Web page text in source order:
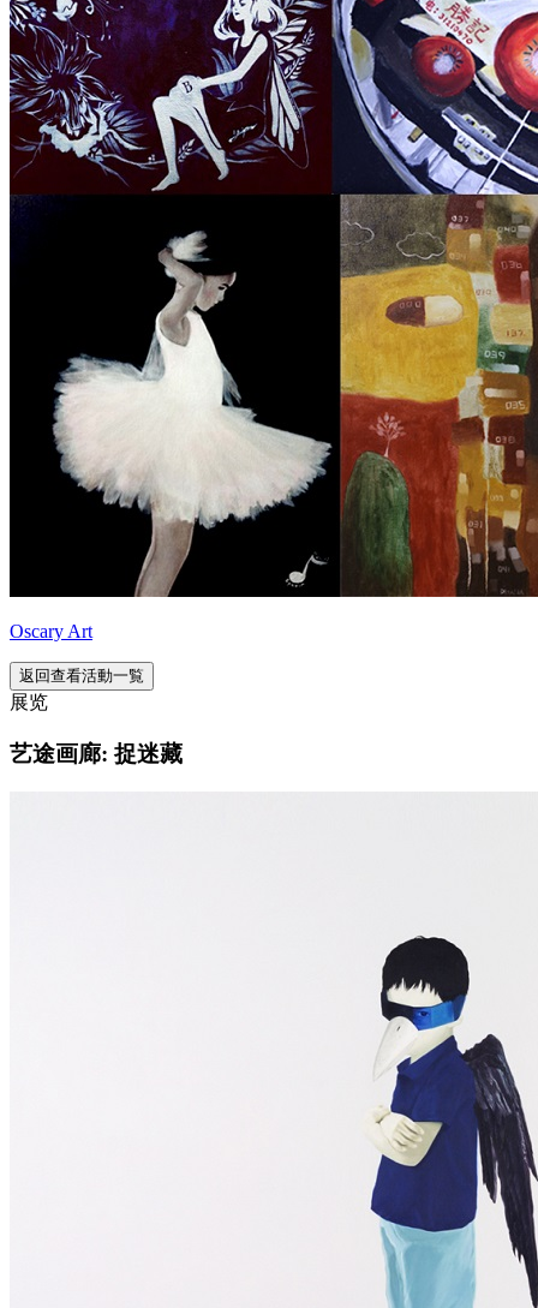
Oscary Art
返回查看活動一覧
展览
艺途画廊: 捉迷藏